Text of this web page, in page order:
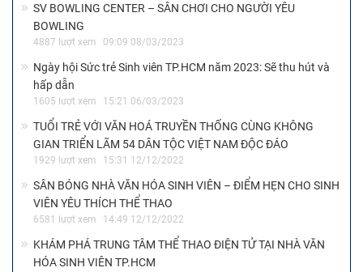
SV BOWLING CENTER – SÂN CHƠI CHO NGƯỜI YÊU
BOWLING
4887 lượt xem 09:09 08/03/2023
Ngày hội Sức trẻ Sinh viên TP.HCM năm 2023: Sẽ thu hút và
hấp dẫn
1605 lượt xem 15:21 06/03/2023
TUỔI TRẺ VỚI VĂN HOÁ TRUYỀN THỐNG CÙNG KHÔNG
GIAN TRIỂN LÃM 54 DÂN TỘC VIỆT NAM ĐỘC ĐÁO
1929 lượt xem 15:31 12/12/2022
SÂN BÓNG NHÀ VĂN HÓA SINH VIÊN – ĐIỂM HẸN CHO SINH
VIÊN YÊU THÍCH THỂ THAO
6581 lượt xem 14:49 12/12/2022
KHÁM PHÁ TRUNG TÂM THỂ THAO ĐIỆN TỬ TẠI NHÀ VĂN
HÓA SINH VIÊN TP.HCM